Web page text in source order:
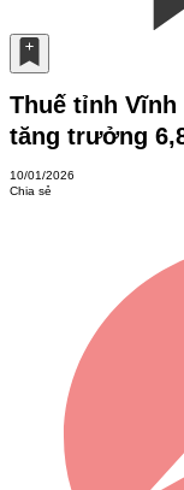
Thuế tỉnh
tăng trưởng
10/01/2026
Chia sẻ